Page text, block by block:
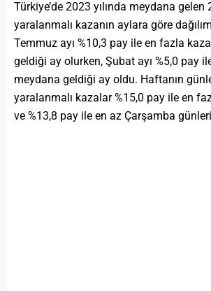
Türkiye’de 2023 yılında meydana
yaralanmalı kazanın aylara göre
Temmuz ayı %10,3 pay ile en fazla
geldiği ay olurken, Şubat ayı %5,0 pay
meydana geldiği ay oldu. Haftanın
yaralanmalı kazalar %15,0 pay ile en
ve %13,8 pay ile en az Çarşamba